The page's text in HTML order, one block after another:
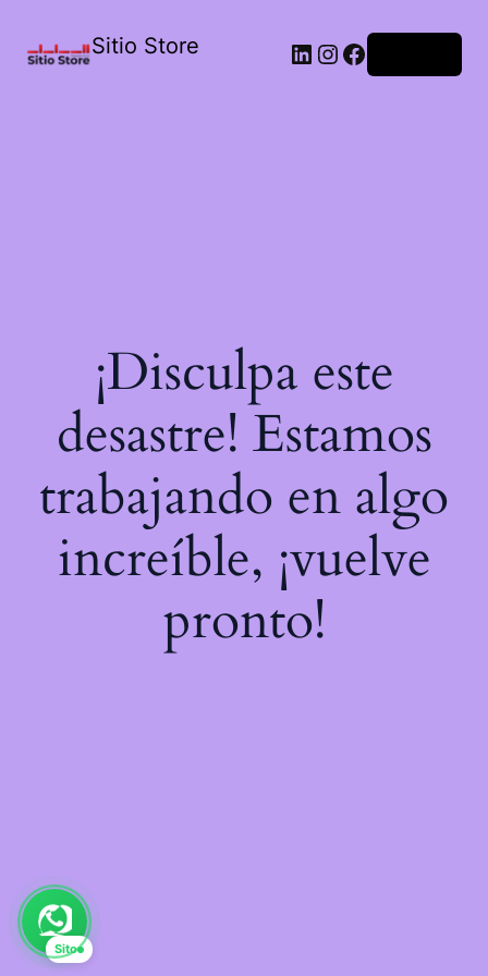
Sitio Store
¡Disculpa este
desastre! Estamos
trabajando en algo
increíble, ¡vuelve
pronto!
Sito